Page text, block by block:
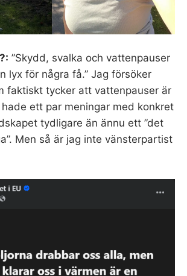
”Skydd, svalka och vattenpauser
lyx för några få.” Jag försöker
faktiskt tycker att vattenpauser är
ett par meningar med konkret
tydligare än ännu ett ”det
Men så är jag inte vänsterpartist